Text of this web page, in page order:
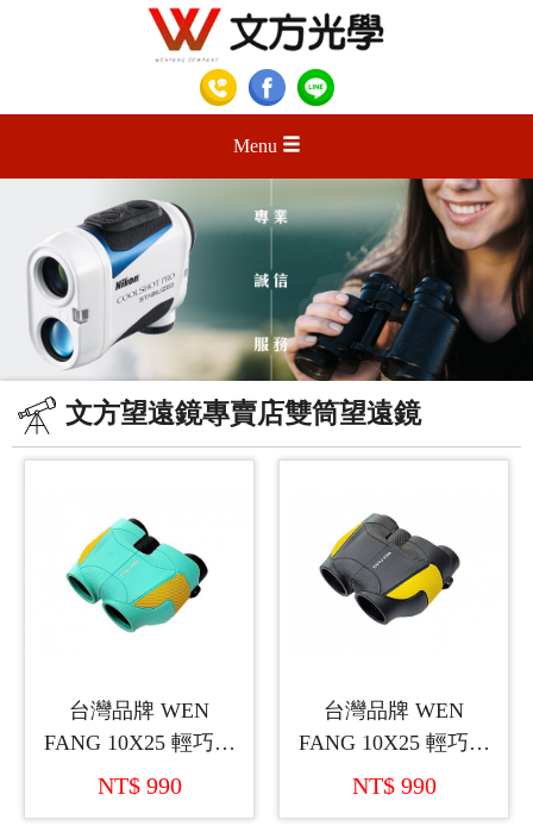
Menu
文方望遠鏡專賣店雙筒望遠鏡
台灣品牌 WEN
FANG 10X25 輕巧型
雙筒望遠鏡
NT$ 990
台灣品牌 WEN
FANG 10X25 輕巧型
雙筒望遠鏡
NT$ 990